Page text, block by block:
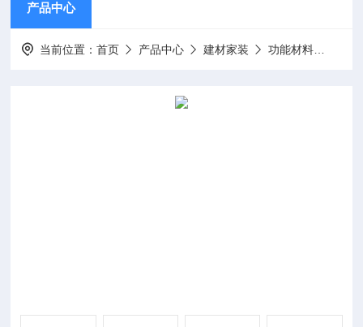
产品中心
当前位置：首页 产品中心 建材家装 功能材料